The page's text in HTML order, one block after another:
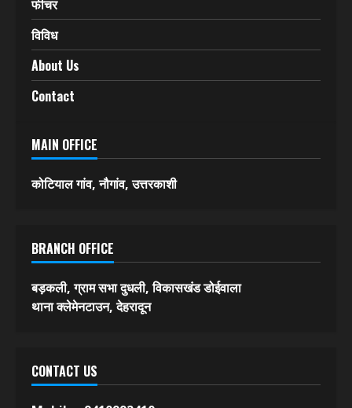
विविध
About Us
Contact
MAIN OFFICE
कोटियाल गांव, नौगांव, उत्तरकाशी
BRANCH OFFICE
बड़कली, ग्राम सभा दुधली, विकासखंड डोईवाला
थाना क्लेमेनटाउन, देहरादून
CONTACT US